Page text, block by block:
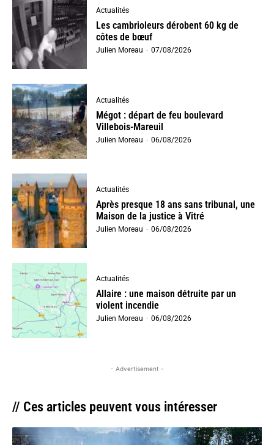
Actualités
Les cambrioleurs dérobent 60 kg de
côtes de bœuf
Julien Moreau - 07/08/2026
Actualités
Mégot : départ de feu boulevard
Villebois-Mareuil
Julien Moreau - 06/08/2026
Actualités
Après presque 18 ans sans tribunal, une
Maison de la justice à Vitré
Julien Moreau - 06/08/2026
Actualités
Allaire : une maison détruite par un
violent incendie
Julien Moreau - 06/08/2026
- Advertisement -
// Ces articles peuvent vous intéresser